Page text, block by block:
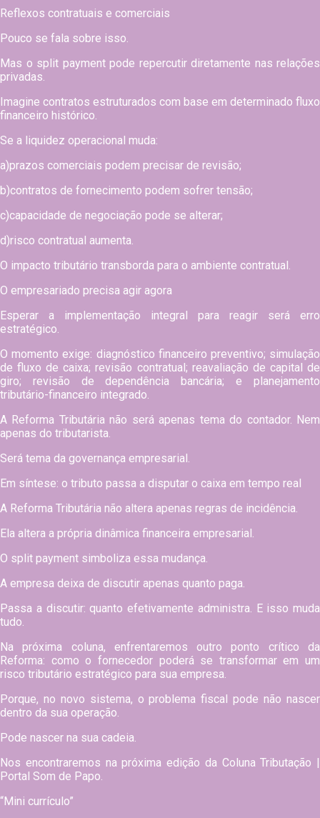
Reflexos contratuais e comerciais
Pouco se fala sobre isso.
Mas o split payment pode repercutir diretamente nas relações
privadas.
Imagine contratos estruturados com base em determinado fluxo
financeiro histórico.
Se a liquidez operacional muda:
a)prazos comerciais podem precisar de revisão;
b)contratos de fornecimento podem sofrer tensão;
c)capacidade de negociação pode se alterar;
d)risco contratual aumenta.
O impacto tributário transborda para o ambiente contratual.
O empresariado precisa agir agora
Esperar a implementação integral para reagir será erro
estratégico.
O momento exige: diagnóstico financeiro preventivo; simulação
de fluxo de caixa; revisão contratual; reavaliação de capital de
giro; revisão de dependência bancária; e planejamento
tributário-financeiro integrado.
A Reforma Tributária não será apenas tema do contador. Nem
apenas do tributarista.
Será tema da governança empresarial.
Em síntese: o tributo passa a disputar o caixa em tempo real
A Reforma Tributária não altera apenas regras de incidência.
Ela altera a própria dinâmica financeira empresarial.
O split payment simboliza essa mudança.
A empresa deixa de discutir apenas quanto paga.
Passa a discutir: quanto efetivamente administra. E isso muda
tudo.
Na próxima coluna, enfrentaremos outro ponto crítico da
Reforma: como o fornecedor poderá se transformar em um
risco tributário estratégico para sua empresa.
Porque, no novo sistema, o problema fiscal pode não nascer
dentro da sua operação.
Pode nascer na sua cadeia.
Nos encontraremos na próxima edição da Coluna Tributação |
Portal Som de Papo.
“Mini currículo”